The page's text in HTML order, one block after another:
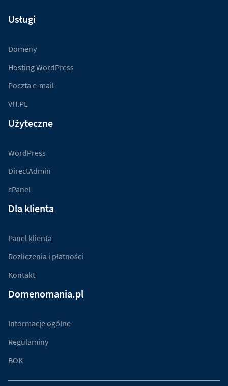
Usługi
Domeny
Hosting WordPress
Poczta e-mail
VH.PL
Użyteczne
WordPress
DirectAdmin
cPanel
Dla klienta
Panel klienta
Rozliczenia i płatności
Kontakt
Domenomania.pl
Informacje ogólne
Regulaminy
BOK